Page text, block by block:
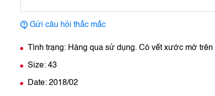
Gửi câu hỏi thắc mắc
Tình trạng: Hàng qua sử dụng. Có vết xước mờ trên
Size: 43
Date: 2018/02